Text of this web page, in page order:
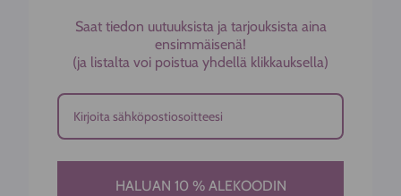
Saat tiedon uutuuksista ja tarjouksista aina
ensimmäisenä!
(ja listalta voi poistua yhdellä klikkauksella)
HALUAN 10 % ALEKOODIN